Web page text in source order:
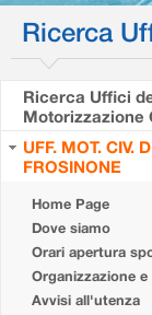
Ricerca
Ricerca Uffici
Motorizzazione
UFF. MOT. CIV.
FROSINONE
Home Page
Dove siamo
Orari apertura
Organizzazione
Avvisi all'utenza